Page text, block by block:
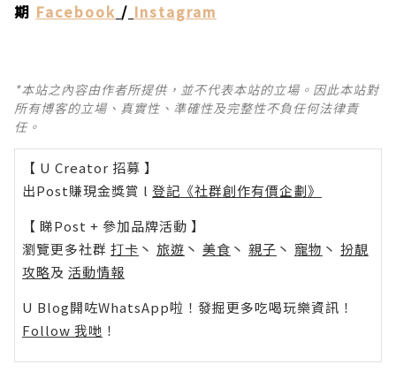
期 Facebook / Instagram
*本站之內容由作者所提供，並不代表本站的立場。因此本站對
所有博客的立場、真實性、準確性及完整性不負任何法律責
任。
【 U Creator 招募 】
出Post賺現金獎賞 l 登記《社群創作有價企劃》
【 睇Post + 參加品牌活動 】
瀏覽更多社群 打卡 丶 旅遊 丶 美食 丶 親子 丶 寵物 丶 扮靚
攻略及 活動情報
U Blog開咗WhatsApp啦！發掘更多吃喝玩樂資訊！
Follow 我哋 ！